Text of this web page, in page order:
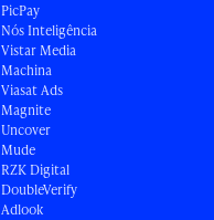
PicPay
Nós Inteligência
Vistar Media
Machina
Viasat Ads
Magnite
Uncover
Mude
RZK Digital
DoubleVerify
Adlook